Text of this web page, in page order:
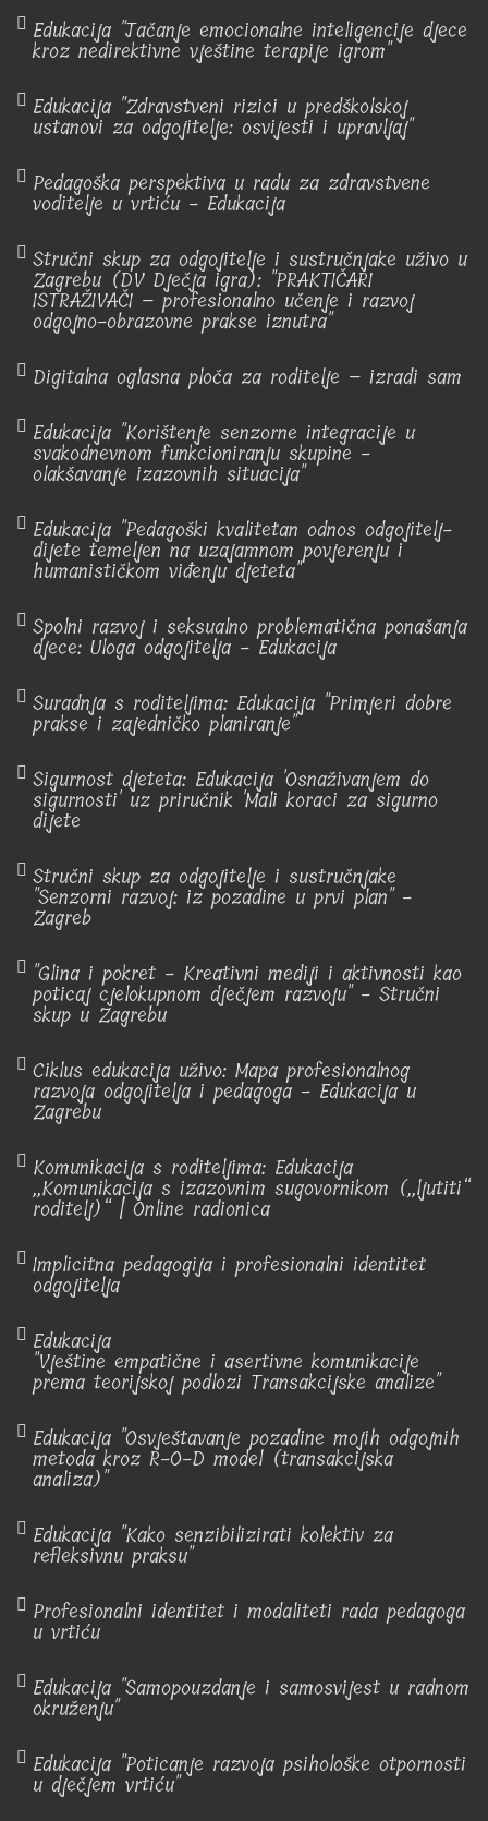
Edukacija "Jačanje emocionalne inteligencije djece
kroz nedirektivne vještine terapije igrom"
Edukacija "Zdravstveni rizici u predškolskoj
ustanovi za odgojitelje: osvijesti i upravljaj"
Pedagoška perspektiva u radu za zdravstvene
voditelje u vrtiću - Edukacija
Stručni skup za odgojitelje i sustručnjake uživo u
Zagrebu (DV Dječja igra): "PRAKTIČARI
ISTRAŽIVAČI – profesionalno učenje i razvoj
odgojno-obrazovne prakse iznutra"
Digitalna oglasna ploča za roditelje – izradi sam
Edukacija "Korištenje senzorne integracije u
svakodnevnom funkcioniranju skupine -
olakšavanje izazovnih situacija"
Edukacija "Pedagoški kvalitetan odnos odgojitelj-
dijete temeljen na uzajamnom povjerenju i
humanističkom viđenju djeteta"
Spolni razvoj i seksualno problematična ponašanja
djece: Uloga odgojitelja - Edukacija
Suradnja s roditeljima: Edukacija "Primjeri dobre
prakse i zajedničko planiranje"
Sigurnost djeteta: Edukacija 'Osnaživanjem do
sigurnosti' uz priručnik 'Mali koraci za sigurno
dijete
Stručni skup za odgojitelje i sustručnjake
"Senzorni razvoj: iz pozadine u prvi plan" -
Zagreb
"Glina i pokret - Kreativni mediji i aktivnosti kao
poticaj cjelokupnom dječjem razvoju" - Stručni
skup u Zagrebu
Ciklus edukacija uživo: Mapa profesionalnog
razvoja odgojitelja i pedagoga - Edukacija u
Zagrebu
Komunikacija s roditeljima: Edukacija
„Komunikacija s izazovnim sugovornikom („ljutiti“
roditelj)“ | Online radionica
Implicitna pedagogija i profesionalni identitet
odgojitelja
Edukacija
"Vještine empatične i asertivne komunikacije
prema teorijskoj podlozi Transakcijske analize"
Edukacija "Osvještavanje pozadine mojih odgojnih
metoda kroz R-O-D model (transakcijska
analiza)"
Edukacija "Kako senzibilizirati kolektiv za
refleksivnu praksu"
Profesionalni identitet i modaliteti rada pedagoga
u vrtiću
Edukacija "Samopouzdanje i samosvijest u radnom
okruženju"
Edukacija "Poticanje razvoja psihološke otpornosti
u dječjem vrtiću"